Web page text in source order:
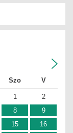
Szo V
1
2
8
9
15
16